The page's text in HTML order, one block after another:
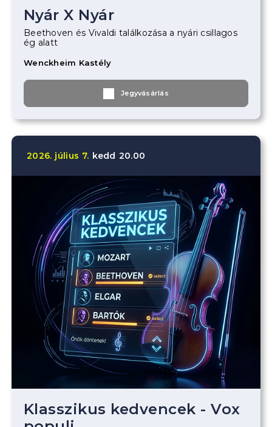
Nyár X Nyár
Beethoven és Vivaldi találkozása a nyári csillagos
ég alatt
Wenckheim Kastély
Jegyvásárlás
2026. július 7. kedd 20.00
Klasszikus kedvencek - Vox